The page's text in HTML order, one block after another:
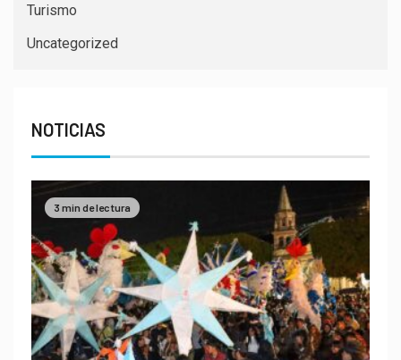
Turismo
Uncategorized
NOTICIAS
3 min de lectura